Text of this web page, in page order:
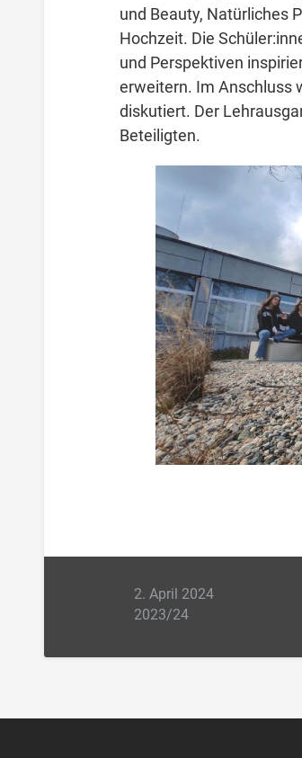
und Beauty, Natürliches
Hochzeit. Die
und Perspektiven
erweitern. Im Anschluss
diskutiert. Der
Beteiligten.
2. April 2024
2023/24